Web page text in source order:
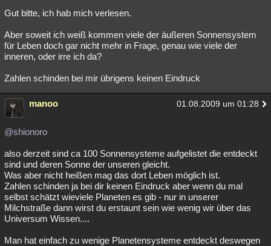
Natur Umfragen Unterhaltung
weitere Rubriken
Philosophie Träume Orte Esoterik Literatur
Astronomie Helpdesk Gruppen Gaming
Musik
Übersichten
Besucht
Lesenswert Schlüsselwörter
Gut bitte, ich hab mich verlesen.
Aber soweit ich weiß kommen viele der äußeren Sonnensystem
für Leben doch gar nicht mehr in Frage, genau wie viele der
inneren, oder irre ich da?
Zahlen schinden bei mir übrigens keinen Eindruck
manoo 01.08.2009 um 01:28
@shionoro
also derzeit sind ca 100 Sonnensysteme aufgelistet die entdeckt
sind und deren Sonne der unseren gleicht.
Was aber nicht heißen mag das dort Leben möglich ist.
Zahlen schinden ja bei dir keinen Eindruck aber wenn du mal
selbst schätzt wieviele Planeten es gib - nur in unserer
Milchstraße dann wirst du erstaunt sein wie wenig wir über das
Universum Wissen....
Man hat einfach zu wenige Planetensysteme entdeckt deswegen